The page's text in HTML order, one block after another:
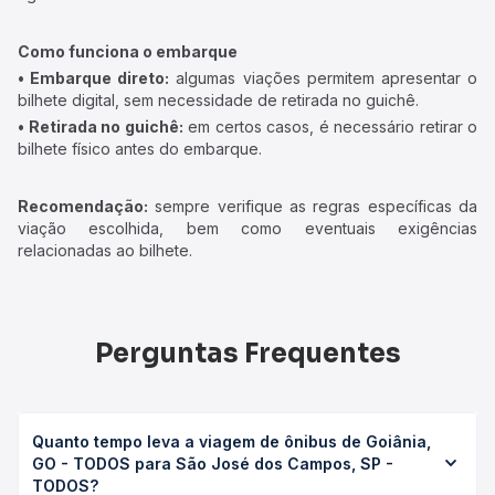
Como funciona o embarque
• Embarque direto: algumas viações permitem apresentar o
bilhete digital, sem necessidade de retirada no guichê.
• Retirada no guichê: em certos casos, é necessário retirar o
bilhete físico antes do embarque.
Recomendação: sempre verifique as regras específicas da
viação escolhida, bem como eventuais exigências
relacionadas ao bilhete.
Perguntas Frequentes
Quanto tempo leva a viagem de ônibus de Goiânia,
GO - TODOS para São José dos Campos, SP -
TODOS?